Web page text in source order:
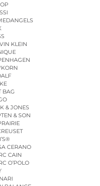
KLEIN
BAG
& JONES
& SON
CERANO
CAIN
O’POLO